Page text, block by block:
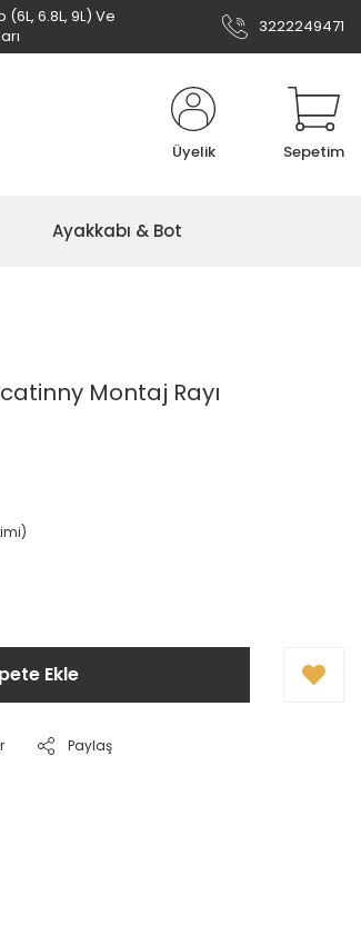
(6L, 6.8L, 9L) Ve
3222249471
Üyelik Sepetim
Ayakkabı & Bot
Montaj Rayı
Ekle
Paylaş